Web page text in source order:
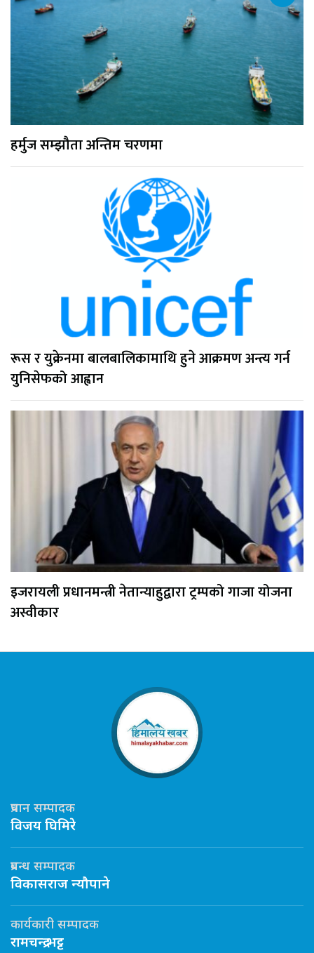
हर्मुज सम्झौता अन्तिम चरणमा
रूस र युक्रेनमा बालबालिकामाथि हुने आक्रमण अन्त्य गर्न
युनिसेफको आह्वान
इजरायली प्रधानमन्त्री नेतान्याहुद्वारा ट्रम्पको गाजा योजना
अस्वीकार
प्रधान सम्पादक
विजय घिमिरे
प्रबन्ध सम्पादक
विकासराज न्यौपाने
कार्यकारी सम्पादक
रामचन्द्र भट्ट